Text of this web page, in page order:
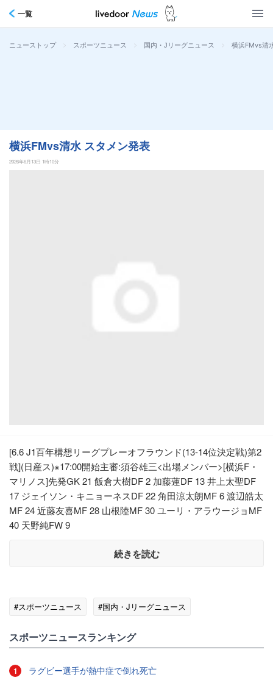
一覧
ニューストップ > スポーツニュース > 国内・Jリーグニュース > 横浜FMvs清
横浜FMvs清水 スタメン発表
2026年6月13日 1時10分
[6.6 J1百年構想リーグプレーオフラウンド(13-14位決定戦)第2
戦](日産ス)※17:00開始主審:須谷雄三<出場メンバー>[横浜F・
マリノス]先発GK 21 飯倉大樹DF 2 加藤蓮DF 13 井上太聖DF
17 ジェイソン・キニョーネスDF 22 角田涼太朗MF 6 渡辺皓太
MF 24 近藤友喜MF 28 山根陸MF 30 ユーリ・アラウージョMF
40 天野純FW 9
続きを読む
#スポーツニュース #国内・Jリーグニュース
スポーツニュースランキング
1 ラグビー選手が熱中症で倒れ死亡